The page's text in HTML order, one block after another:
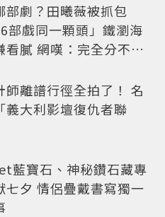
部劇？田曦薇被抓包
部戲同一顆頭」鐵瀏海
看膩 網嘆：完全分不出
師離譜行徑全拍了！ 名
義大利影壇復仇者聯
藍寶石、神秘鑽石藏專
七夕 情侶疊戴書寫獨一